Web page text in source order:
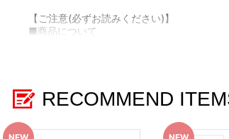
【ご注意(必ずお読みください)】
■商品について
※撮影環境やご利用のモニター環境により､
※商品画像はイメージです。実際の商品仕
※すでにご注文しているかのご確認には､｢
RECOMMEND